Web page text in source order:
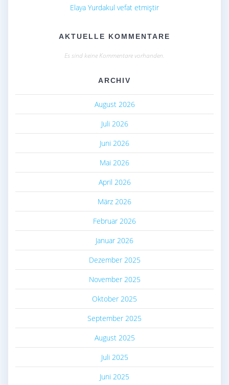
Elaya Yurdakul vefat etmiştir
AKTUELLE KOMMENTARE
Es sind keine Kommentare vorhanden.
ARCHIV
August 2026
Juli 2026
Juni 2026
Mai 2026
April 2026
März 2026
Februar 2026
Januar 2026
Dezember 2025
November 2025
Oktober 2025
September 2025
August 2025
Juli 2025
Juni 2025